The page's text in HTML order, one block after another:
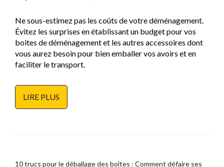
Ne sous-estimez pas les coûts de votre déménagement.
Évitez les surprises en établissant un budget pour vos
boites de déménagement et les autres accessoires dont
vous aurez besoin pour bien emballer vos avoirs et en
faciliter le transport.
LIRE PLUS
10 trucs pour le déballage des boîtes : Comment défaire ses